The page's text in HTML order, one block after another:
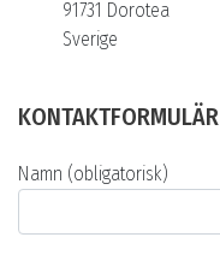
91731 Dorotea
Sverige
KONTAKTFORMULÄR
Namn (obligatorisk)